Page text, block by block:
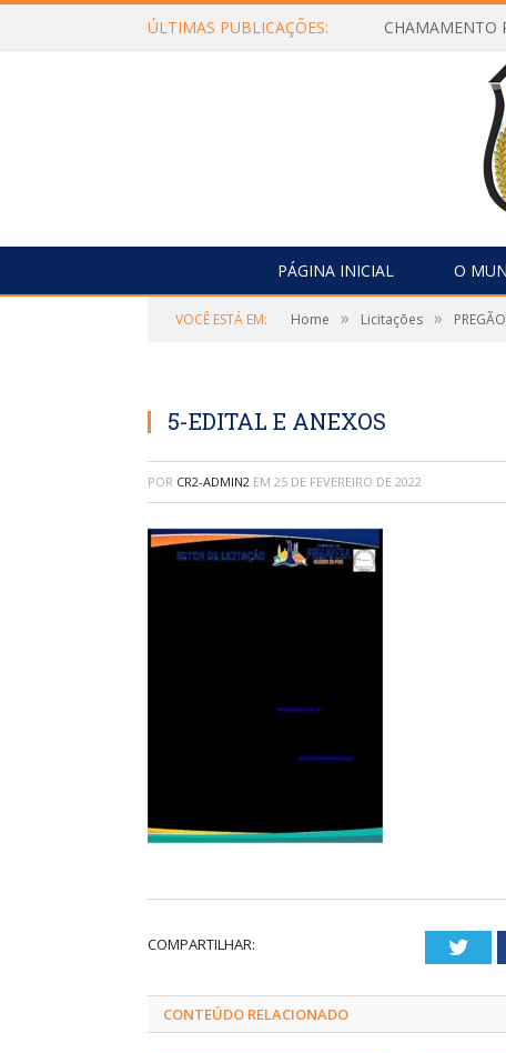
ÚLTIMAS PUBLICAÇÕES:
PÁGINA INICIAL O
VOCÊ ESTÁ EM: Home » Licitações »
5-EDITAL E ANEXOS
POR CR2-ADMIN2 EM 25 DE FEVEREIRO DE 2022
COMPARTILHAR:
CONTEÚDO RELACIONADO